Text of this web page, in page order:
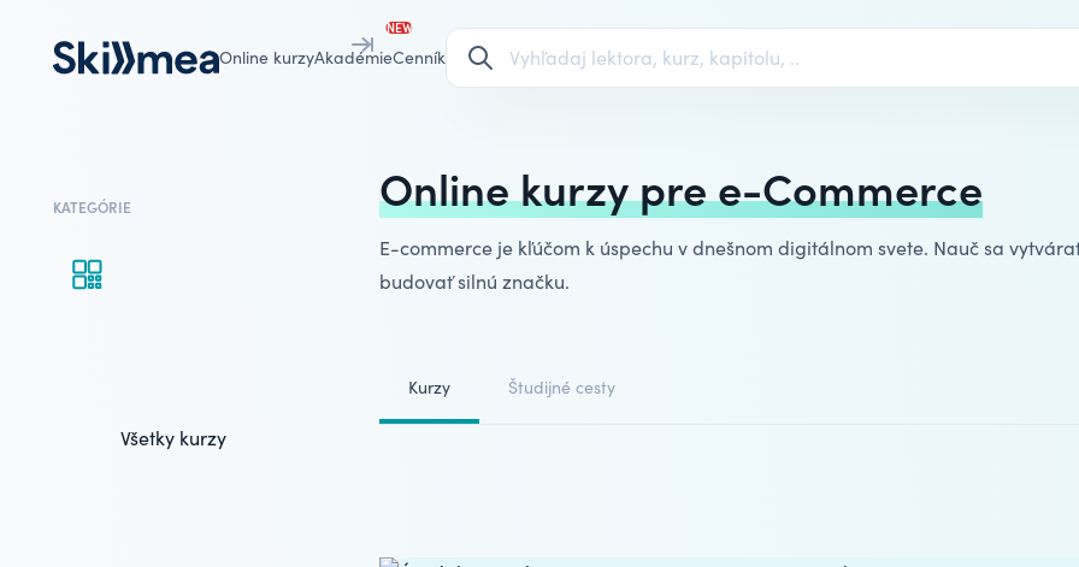
Online kurzyAkadémie
NEW
Cenník
KATEGÓRIE
Všetky kurzy
Online kurzy pre e-Commerce
E-commerce je kľúčom k úspechu v dnešnom digitálnom svete. Nauč sa
budovať silnú značku.
Kurzy Študijné cesty